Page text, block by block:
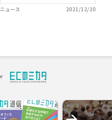
ニュース 2021/12/10